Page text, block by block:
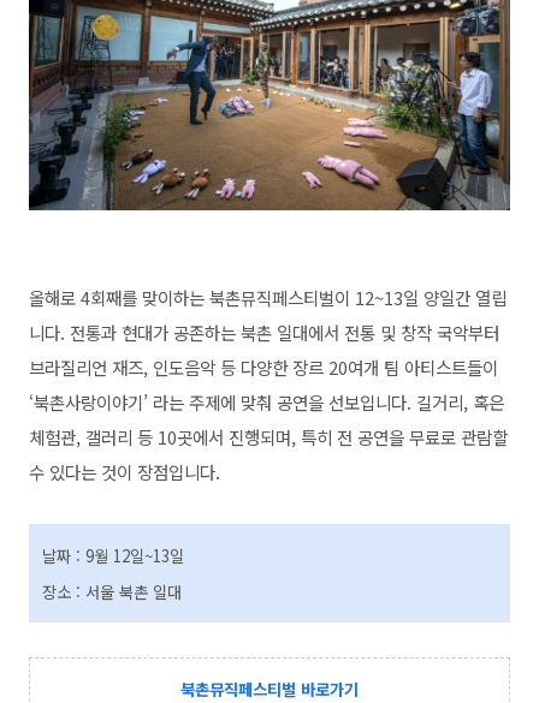
올해로 4회째를 맞이하는 북촌뮤직페스티벌이 12~13일 양일간 열립
니다. 전통과 현대가 공존하는 북촌 일대에서 전통 및 창작 국악부터
브라질리언 재즈, 인도음악 등 다양한 장르 20여개 팀 아티스트들이
‘북촌사랑이야기’ 라는 주제에 맞춰 공연을 선보입니다. 길거리, 혹은
체험관, 갤러리 등 10곳에서 진행되며, 특히 전 공연을 무료로 관람할
수 있다는 것이 장점입니다.
날짜 : 9월 12일~13일
장소 : 서울 북촌 일대
북촌뮤직페스티벌 바로가기